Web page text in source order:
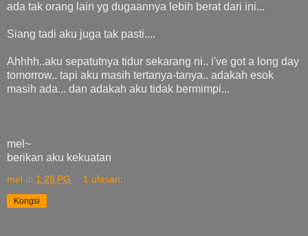
ada tak orang lain yg dugaannya lebih berat dari ini...
Siang tadi aku juga tak pasti....
Ahhhh..aku sepatutnya tidur sekarang ni.. i've got a long day
tomorrow.. tapi aku masih tertanya-tanya.. adakah esok
masih ada... dan adakah aku tidak bermimpi...
mel~
berikan aku kekuatan
mel di 1:28 PG 1 ulasan:
Kongsi